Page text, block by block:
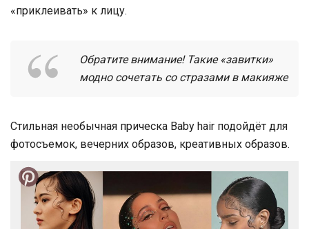
«приклеивать» к лицу.
Обратите внимание! Такие «завитки»
модно сочетать со стразами в макияже
Стильная необычная прическа Baby hair подойдёт для
фотосъемок, вечерних образов, креативных образов.